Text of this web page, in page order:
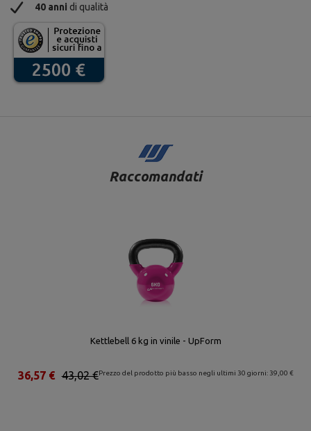
40 anni di qualità
Raccomandati
Kettlebell 6 kg in vinile - UpForm
Prezzo del prodotto più basso negli ultimi 30 giorni: 39,00 €
43,02 €
36,57 €